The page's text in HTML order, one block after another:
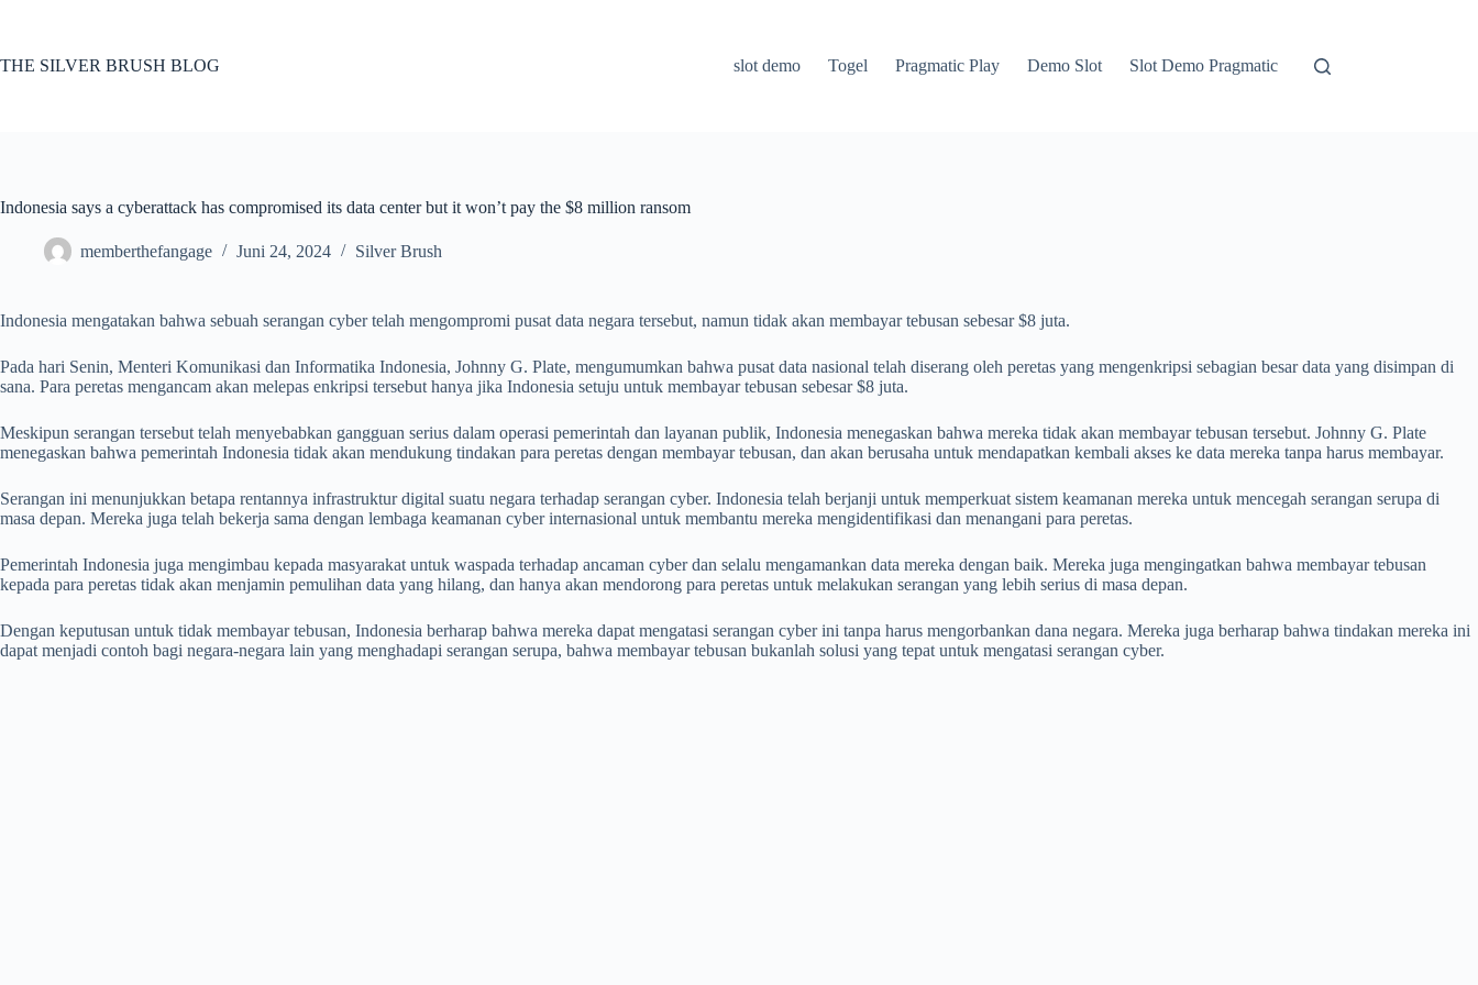
THE SILVER BRUSH BLOG
slot demo Togel Pragmatic Play Demo Slot Slot Demo Pragmatic
Indonesia says a cyberattack has compromised its data center but it won’t pay the $8 million ransom
memberthefangage Juni 24, 2024 Silver Brush
Indonesia mengatakan bahwa sebuah serangan cyber telah mengompromi pusat data negara tersebut, namun tidak akan membayar tebusan sebesar $8 juta.
Pada hari Senin, Menteri Komunikasi dan Informatika Indonesia, Johnny G. Plate, mengumumkan bahwa pusat data nasional telah diserang oleh peretas yang mengenkripsi sebagian besar data yang disimpan di
sana. Para peretas mengancam akan melepas enkripsi tersebut hanya jika Indonesia setuju untuk membayar tebusan sebesar $8 juta.
Meskipun serangan tersebut telah menyebabkan gangguan serius dalam operasi pemerintah dan layanan publik, Indonesia menegaskan bahwa mereka tidak akan membayar tebusan tersebut. Johnny G. Plate
menegaskan bahwa pemerintah Indonesia tidak akan mendukung tindakan para peretas dengan membayar tebusan, dan akan berusaha untuk mendapatkan kembali akses ke data mereka tanpa harus membayar.
Serangan ini menunjukkan betapa rentannya infrastruktur digital suatu negara terhadap serangan cyber. Indonesia telah berjanji untuk memperkuat sistem keamanan mereka untuk mencegah serangan serupa di
masa depan. Mereka juga telah bekerja sama dengan lembaga keamanan cyber internasional untuk membantu mereka mengidentifikasi dan menangani para peretas.
Pemerintah Indonesia juga mengimbau kepada masyarakat untuk waspada terhadap ancaman cyber dan selalu mengamankan data mereka dengan baik. Mereka juga mengingatkan bahwa membayar tebusan
kepada para peretas tidak akan menjamin pemulihan data yang hilang, dan hanya akan mendorong para peretas untuk melakukan serangan yang lebih serius di masa depan.
Dengan keputusan untuk tidak membayar tebusan, Indonesia berharap bahwa mereka dapat mengatasi serangan cyber ini tanpa harus mengorbankan dana negara. Mereka juga berharap bahwa tindakan mereka ini
dapat menjadi contoh bagi negara-negara lain yang menghadapi serangan serupa, bahwa membayar tebusan bukanlah solusi yang tepat untuk mengatasi serangan cyber.